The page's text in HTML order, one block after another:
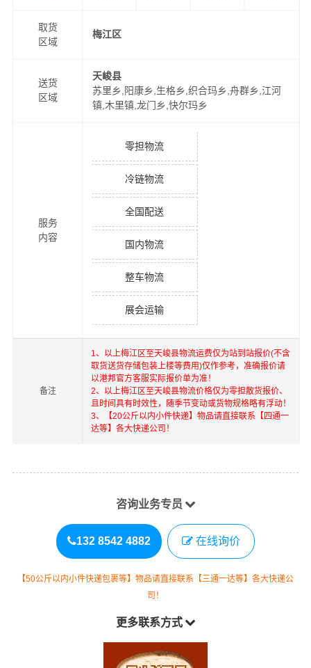
取货
区域
梅江区
送货
区域
天峻县
苏里乡,阳康乡,生格乡,织合玛乡,舟群乡,江河
镇,木里镇,龙门乡,快尔玛乡
服务
内容
零担物流
冷链物流
全国配送
国内物流
整车物流
展会运输
备注
1、以上梅江区 至天峻县物流运费仅为站到站报价(不含
取货送货存储包装上楼等费用)仅作参考，准确报价请
以港邦官方客服实际报价单为准！
2、以上梅江区 至天峻县物流价格仅为零担散货报价、
且时间具有时效性，随季节变动或货物规格略有浮动！
3、【20公斤以内小件快递】物品请直接联系【四通一
达等】各大快递公司！
咨询业务专员
132 8542 4882 在线询价
【50公斤以内小件快递包裹等】物品请直接联系【三通一达等】各大快递公
司！
更多联系方式